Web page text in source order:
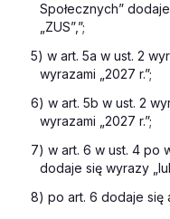
Społecznych”
„ZUS”,”;
5) w art. 5a w ust. 2
wyrazami „2027 r.”;
6) w art. 5b w ust. 2
wyrazami „2027 r.”;
7) w art. 6 w ust. 4 po
dodaje się wyrazy
8) po art. 6 dodaje się